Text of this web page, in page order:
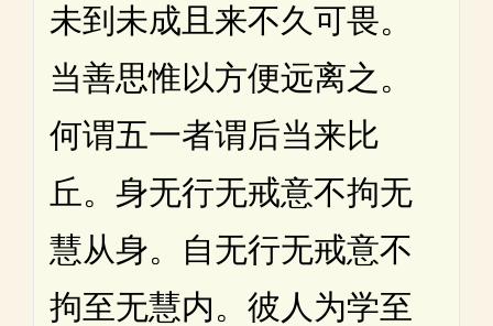
未到未成且来不久可畏。
当善思惟以方便远离之。
何谓五一者谓后当来比
丘。身无行无戒意不拘无
慧从身。自无行无戒意不
拘至无慧内。彼人为学至